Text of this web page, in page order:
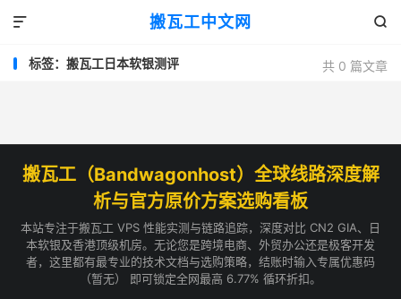
搬瓦工中文网 

共 0 篇文章
标签：搬瓦工日本软银测评
搬瓦工（Bandwagonhost）全球线路深度解
析与官方原价方案选购看板
本站专注于搬瓦工 VPS 性能实测与链路追踪，深度对比 CN2 GIA、日
本软银及香港顶级机房。无论您是跨境电商、外贸办公还是极客开发
者，这里都有最专业的技术文档与选购策略，结账时输入专属优惠码
（暂无） 即可锁定全网最高 6.77% 循环折扣。